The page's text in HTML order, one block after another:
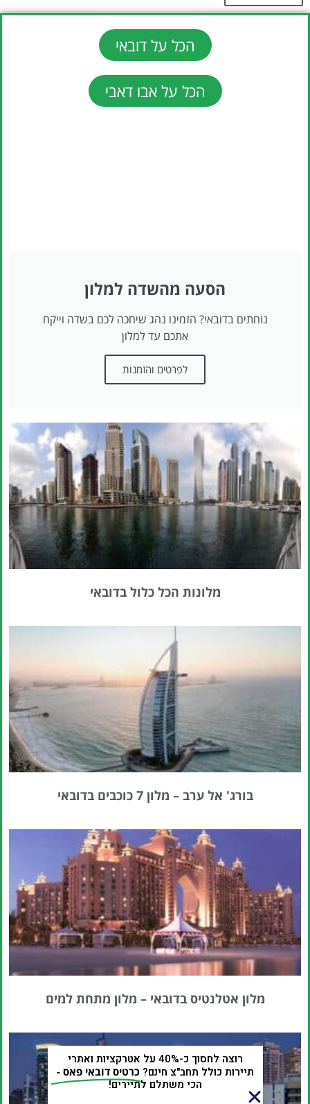
הכל על דובאי
הכל על אבו דאבי
הסעה מהשדה למלון
נוחתים בדובאי? הזמינו נהג שיחכה לכם בשדה וייקח
אתכם עד למלון
לפרטים והזמנות
מלונות הכל כלול בדובאי
בורג' אל ערב – מלון 7 כוכבים בדובאי
מלון אטלנטיס בדובאי – מלון מתחת למים
רוצה לחסוך כ-40% על אטרקציות ואתרי
תיירות כולל תחב"צ חינם? כרטיס דובאי פאס -
הכי משתלם לתיירים!